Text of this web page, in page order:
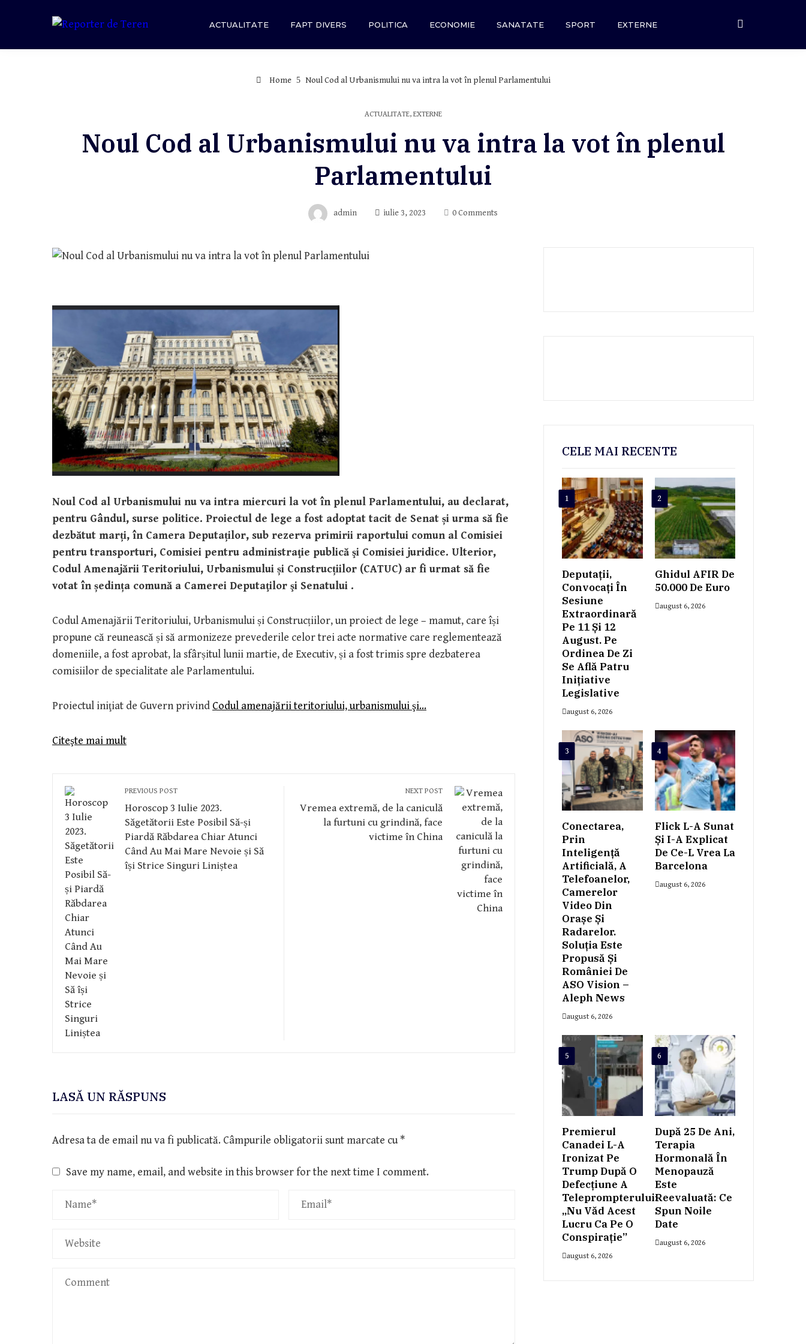
ACTUALITATE FAPT DIVERS POLITICA ECONOMIE SANATATE SPORT EXTERNE
Home Noul Cod al Urbanismului nu va intra la vot în plenul Parlamentului
ACTUALITATE, EXTERNE
Noul Cod al Urbanismului nu va intra la vot în plenul
Parlamentului
admin iulie 3, 2023 0 Comments
Noul Cod al Urbanismului nu va intra miercuri la vot în plenul Parlamentului, au declarat,
pentru Gândul, surse politice. Proiectul de lege a fost adoptat tacit de Senat și urma să fie
dezbătut marți, în Camera Deputaților, sub rezerva primirii raportului comun al Comisiei
pentru transporturi, Comisiei pentru administraţie publică şi Comisiei juridice. Ulterior,
Codul Amenajării Teritoriului, Urbanismului și Construcțiilor (CATUC) ar fi urmat să fie
votat în ședința comună a Camerei Deputaţilor şi Senatului .
Codul Amenajării Teritoriului, Urbanismului și Construcțiilor, un proiect de lege – mamut, care își
propune că reunească și să armonizeze prevederile celor trei acte normative care reglementează
domeniile, a fost aprobat, la sfârșitul lunii martie, de Executiv, și a fost trimis spre dezbaterea
comisiilor de specialitate ale Parlamentului.
Proiectul iniţiat de Guvern privind Codul amenajării teritoriului, urbanismului şi…
Citeşte mai mult
PREVIOUS POST
Horoscop 3 Iulie 2023.
Săgetătorii Este Posibil Să-și
Piardă Răbdarea Chiar Atunci
Când Au Mai Mare Nevoie și Să
își Strice Singuri Liniștea
NEXT POST
Vremea extremă, de la caniculă
la furtuni cu grindină, face
victime în China
LASĂ UN RĂSPUNS
Adresa ta de email nu va fi publicată. Câmpurile obligatorii sunt marcate cu*
Save my name, email, and website in this browser for the next time I comment.
CELE MAI RECENTE
1
Deputații,
Convocați În
Sesiune
Extraordinară
Pe 11 Și 12
August. Pe
Ordinea De Zi
Se Află Patru
Inițiative
Legislative
august 6, 2026
2
Ghidul AFIR De
50.000 De Euro
august 6, 2026
3
Conectarea,
Prin
Inteligență
Artificială, A
Telefoanelor,
Camerelor
Video Din
Orașe Și
Radarelor.
Soluția Este
Propusă Și
României De
ASO Vision –
Aleph News
august 6, 2026
4
Flick L-A Sunat
Și I-A Explicat
De Ce-L Vrea La
Barcelona
august 6, 2026
5
Premierul
Canadei L-A
Ironizat Pe
Trump După O
Defecțiune A
Teleprompterului:
„Nu Văd Acest
Lucru Ca Pe O
Conspiraţie”
august 6, 2026
6
După 25 De Ani,
Terapia
Hormonală În
Menopauză
Este
Reevaluată: Ce
Spun Noile
Date
august 6, 2026